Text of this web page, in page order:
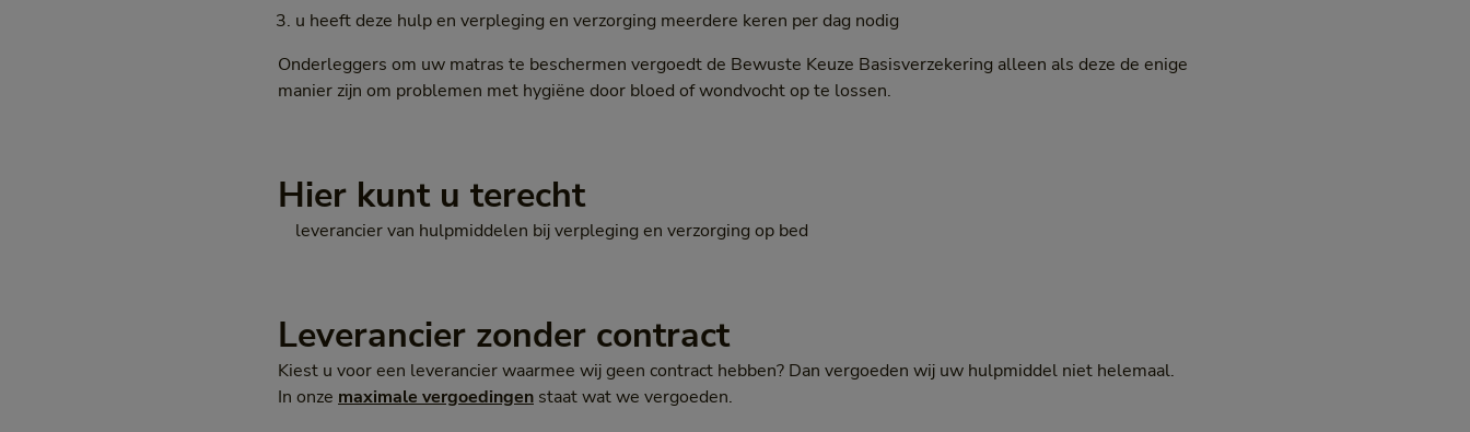
u heeft deze hulp en verpleging en verzorging meerdere keren per dag nodig
Onderleggers om uw matras te beschermen vergoedt de Bewuste Keuze Basisverzekering alleen als deze de enige
manier zijn om problemen met hygiëne door bloed of wondvocht op te lossen.
Hier kunt u terecht
leverancier van hulpmiddelen bij verpleging en verzorging op bed
Leverancier zonder contract
Kiest u voor een leverancier waarmee wij geen contract hebben? Dan vergoeden wij uw hulpmiddel niet helemaal.
In onze maximale vergoedingen staat wat we vergoeden.